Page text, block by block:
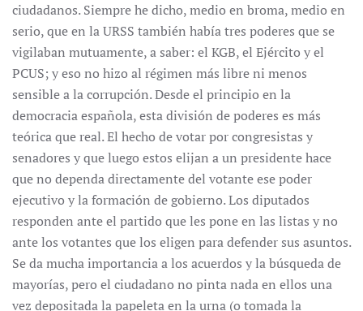
ciudadanos. Siempre he dicho, medio en broma, medio en
serio, que en la URSS también había tres poderes que se
vigilaban mutuamente, a saber: el KGB, el Ejército y el
PCUS; y eso no hizo al régimen más libre ni menos
sensible a la corrupción. Desde el principio en la
democracia española, esta división de poderes es más
teórica que real. El hecho de votar por congresistas y
senadores y que luego estos elijan a un presidente hace
que no dependa directamente del votante ese poder
ejecutivo y la formación de gobierno. Los diputados
responden ante el partido que les pone en las listas y no
ante los votantes que los eligen para defender sus asuntos.
Se da mucha importancia a los acuerdos y la búsqueda de
mayorías, pero el ciudadano no pinta nada en ellos una
vez depositada la papeleta en la urna (o tomada la